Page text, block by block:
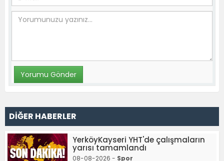
DİĞER HABERLER
YerköyKayseri YHT'de çalışmaların
yarısı tamamlandı
08-08-2026 - Spor